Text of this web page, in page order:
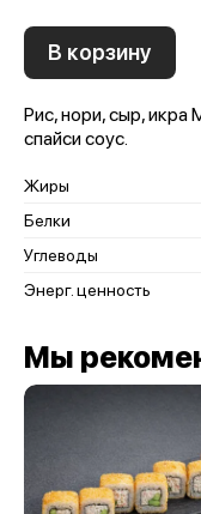
В корзину
Рис, нори, сыр, икра
спайси соус.
Жиры
Белки
Углеводы
Энерг. ценность
Мы